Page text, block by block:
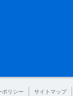
ポリシー サイトマップ